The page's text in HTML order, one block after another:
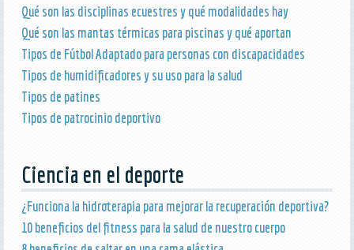
Qué son las disciplinas ecuestres y qué modalidades hay
Qué son las mantas térmicas para piscinas y qué aportan
Tipos de Fútbol Adaptado para personas con discapacidades
Tipos de humidificadores y su uso para la salud
Tipos de patines
Tipos de patrocinio deportivo
Ciencia en el deporte
¿Funciona la hidroterapia para mejorar la recuperación deportiva?
10 beneficios del fitness para la salud de nuestro cuerpo